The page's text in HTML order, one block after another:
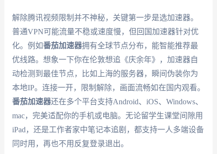
解除腾讯视频限制并不神秘，关键第一步是选加速器。
普通VPN可能流量不稳或速度慢，但回国加速器针对优
化。例如番茄加速器拥有全球节点分布，能智能推荐最
优线路。想象一下你在伦敦想追《庆余年》，加速器自
动检测到最佳节点，比如上海的服务器，瞬间伪装你为
本地IP。连接一开，限制解除，画面流畅如在国内观看。
番茄加速器还在多个平台支持Android、iOS、Windows、
mac，完美适配你的手机或电脑。无论留学生课堂间隙用
iPad，还是工作者家中笔记本追剧，都支持一人多端设备
同时用，再也不用反复登录退出。